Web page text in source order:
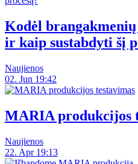
Kodėl brangakmenių
ir kaip sustabdyti šį
Naujienos
02. Jun 19:42
MARIA produkcijos
Naujienos
22. Apr 19:13